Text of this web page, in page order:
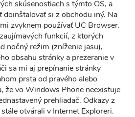
skúsenostiach s týmto OS, a
si z obchodu iný. Na
zvyknem používať UC Browser.
funkcií, z ktorých
nočný režim (zníženie jasu),
obsahu stránky a prezeranie v
sa mi aj prepínanie stránky
prsta od pravého alebo
že vo Windows Phone neexistuje
prehliadač. Odkazy z
otvárali v Internet Exploreri.